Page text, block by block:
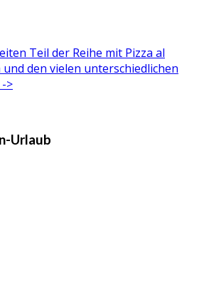
Teil der Reihe mit Pizza al
den vielen unterschiedlichen
>
Urlaub